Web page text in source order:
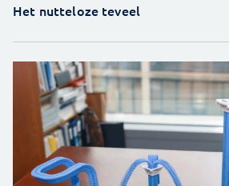
Het nutteloze teveel